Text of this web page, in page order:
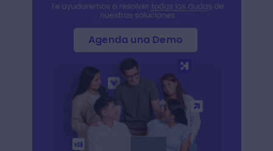
Agenda una Demo